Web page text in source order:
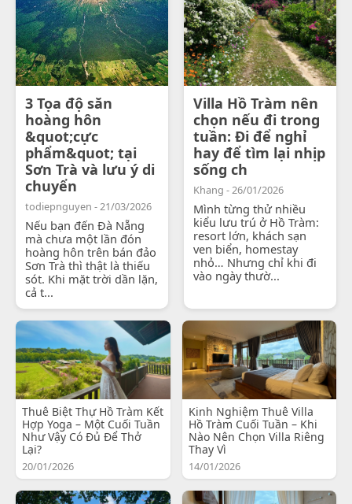
3 Tọa độ săn
hoàng hôn
&quot;cực
phẩm&quot; tại
Sơn Trà và lưu ý di
chuyển
todiepnguyen - 21/03/2026
Nếu bạn đến Đà Nẵng
mà chưa một lần đón
hoàng hôn trên bán đảo
Sơn Trà thì thật là thiếu
sót. Khi mặt trời dần lặn,
cả t...
Villa Hồ Tràm nên
chọn nếu đi trong
tuần: Đi để nghỉ
hay để tìm lại nhịp
sống ch
Khang - 26/01/2026
Mình từng thử nhiều
kiểu lưu trú ở Hồ Tràm:
resort lớn, khách sạn
ven biển, homestay
nhỏ… Nhưng chỉ khi đi
vào ngày thườ...
Thuê Biệt Thự Hồ Tràm Kết
Hợp Yoga – Một Cuối Tuần
Như Vậy Có Đủ Để Thở
Lại?
20/01/2026
Kinh Nghiệm Thuê Villa
Hồ Tràm Cuối Tuần – Khi
Nào Nên Chọn Villa Riêng
Thay Vì
14/01/2026